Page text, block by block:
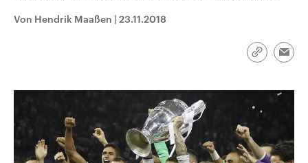
Umfragen, Prognosen,
Wahlprogramme, aktuelle Berichte
Von Hendrik Maaßen | 23.11.2018
Link